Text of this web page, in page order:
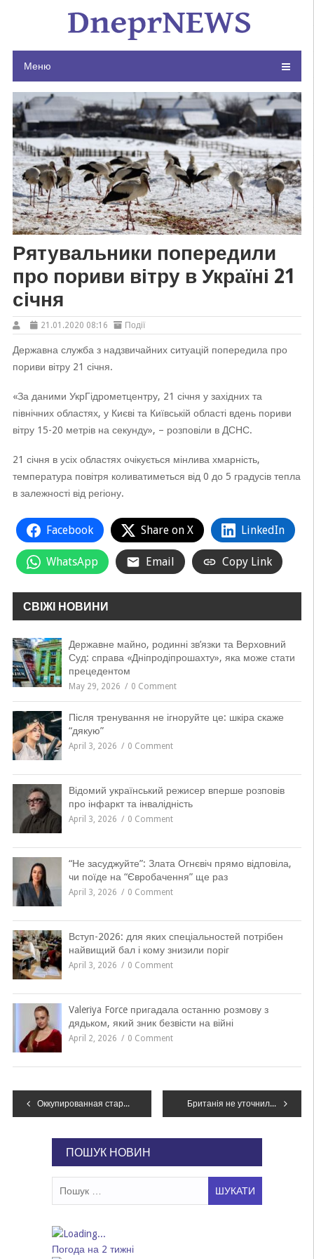
Меню
Рятувальники попередили
про пориви вітру в Україні 21
січня
21.01.2020 08:16 Події
Державна служба з надзвичайних ситуацій попередила про
пориви вітру 21 січня.
«За даними УкрГідрометцентру, 21 січня у західних та
північних областях, у Києві та Київській області вдень пориви
вітру 15-20 метрів на секунду», – розповіли в ДСНС.
21 січня в усіх областях очікується мінлива хмарність,
температура повітря коливатиметься від 0 до 5 градусів тепла
в залежності від регіону.
Facebook Share on X LinkedIn
WhatsApp Email Copy Link
СВІЖІ НОВИНИ
Державне майно, родинні зв’язки та Верховний
Суд: справа «Дніпродіпрошахту», яка може стати
прецедентом
May 29, 2026 0 Comment
Після тренування не ігноруйте це: шкіра скаже
“дякую”
April 3, 2026 0 Comment
Відомий український режисер вперше розповів
про інфаркт та інвалідність
April 3, 2026 0 Comment
“Не засуджуйте”: Злата Огнєвіч прямо відповіла,
чи поїде на “Євробачення” ще раз
April 3, 2026 0 Comment
Вступ-2026: для яких спеціальностей потрібен
найвищий бал і кому знизили поріг
April 3, 2026 0 Comment
Valeriya Force пригадала останню розмову з
дядьком, який зник безвісти на війні
April 2, 2026 0 Comment
Навігація
Оккупированная старина. Что осталось от Юзовки в Донецке Британія не уточнила, чи приберуть тризуб з «посібника екстремізму» – посольство
ПОШУК НОВИН
Погода на 2 тижні